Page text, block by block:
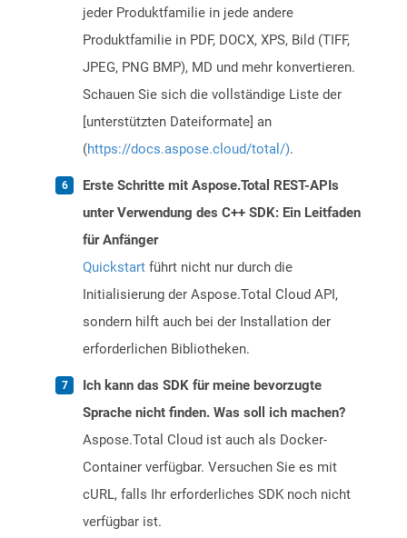
jeder Produktfamilie in jede andere
Produktfamilie in PDF, DOCX, XPS, Bild (TIFF,
JPEG, PNG BMP), MD und mehr konvertieren.
Schauen Sie sich die vollständige Liste der
[unterstützten Dateiformate] an
(https://docs.aspose.cloud/total/).
Erste Schritte mit Aspose.Total REST-APIs
unter Verwendung des C++ SDK: Ein Leitfaden
für Anfänger
Quickstart führt nicht nur durch die
Initialisierung der Aspose.Total Cloud API,
sondern hilft auch bei der Installation der
erforderlichen Bibliotheken.
Ich kann das SDK für meine bevorzugte
Sprache nicht finden. Was soll ich machen?
Aspose.Total Cloud ist auch als Docker-
Container verfügbar. Versuchen Sie es mit
cURL, falls Ihr erforderliches SDK noch nicht
verfügbar ist.